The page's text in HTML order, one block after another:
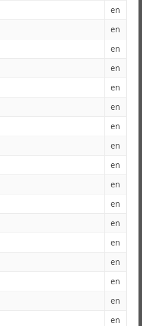
en
en
en
en
en
en
en
en
en
en
en
en
en
en
en
en
en